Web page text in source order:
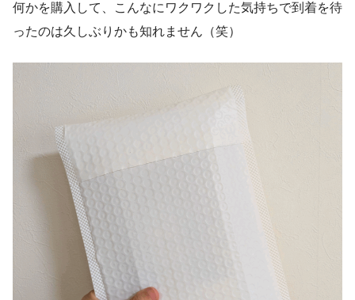
何かを購入して、こんなにワクワクした気持ちで到着を待
ったのは久しぶりかも知れません（笑）